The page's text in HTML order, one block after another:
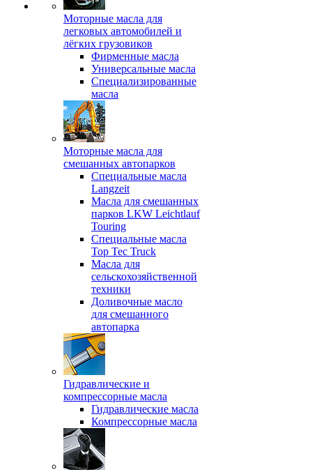
Моторные масла для
легковых автомобилей и
лёгких грузовиков
Фирменные масла
Универсальные масла
Специализированные
масла
Моторные масла для
смешанных автопарков
Специальные масла
Langzeit
Масла для смешанных
парков LKW Leichtlauf
Touring
Специальные масла
Top Tec Truck
Масла для
сельскохозяйственной
техники
Доливочные масло
для смешанного
автопарка
Гидравлические и
компрессорные масла
Гидравлические масла
Компрессорные масла